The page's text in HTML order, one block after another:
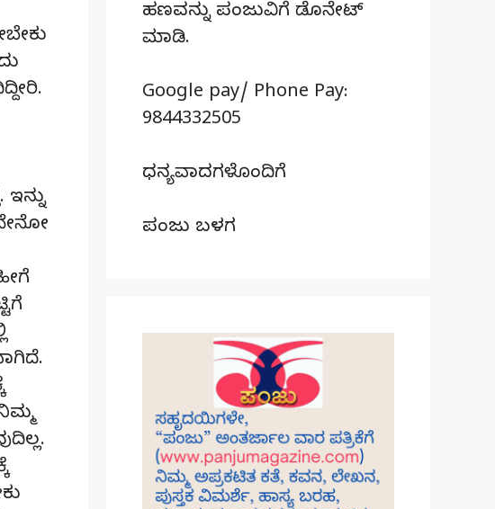
ಇನ್ನು
ಹಣವನ್ನು ಪಂಜುವಿಗೆ ಡೊನೇಟ್‌
ಮಾಡಿ.
Google pay/ Phone Pay:
9844332505
ಧನ್ಯವಾದಗಳೊಂದಿಗೆ
ಪಂಜು ಬಳಗ